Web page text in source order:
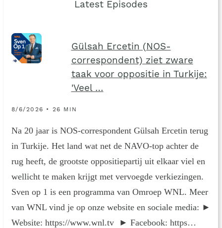
Latest Episodes
Gülsah Ercetin (NOS-
correspondent) ziet zware
taak voor oppositie in Turkije:
'Veel …
8/6/2026 • 26 MIN
Na 20 jaar is NOS-correspondent Gülsah Ercetin terug
in Turkije. Het land wat net de NAVO-top achter de
rug heeft, de grootste oppositiepartij uit elkaar viel en
wellicht te maken krijgt met vervoegde verkiezingen.
Sven op 1 is een programma van Omroep WNL. Meer
van WNL vind je op onze website en sociale media: ►
Website: https://www.wnl.tv ► Facebook: https…